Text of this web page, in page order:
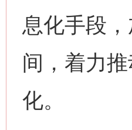
息化手段
间，着力
化。